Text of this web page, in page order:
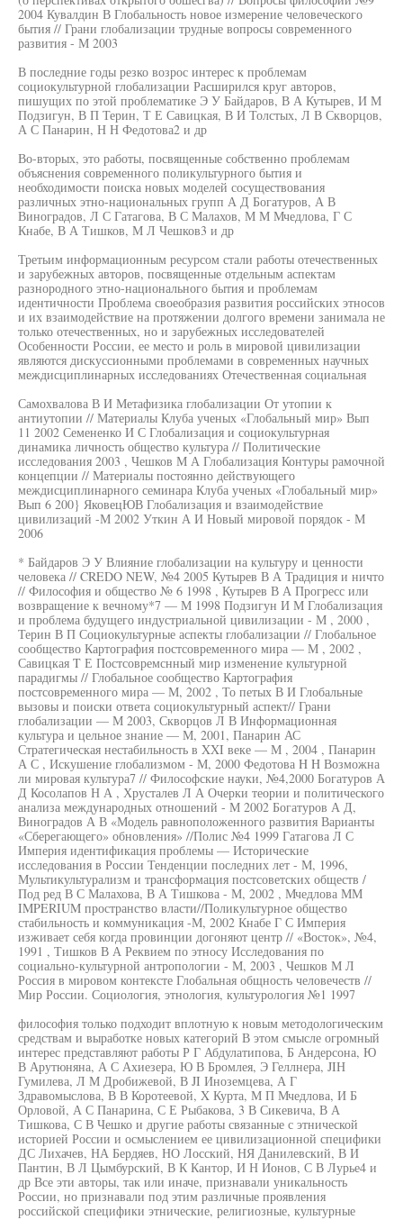
2004 Кувалдин В Глобальность новое измерение человеческого
бытия // Грани глобализации трудные вопросы современного
развития - М 2003
В последние годы резко возрос интерес к проблемам
социокультурной глобализации Расширился круг авторов,
пишущих по этой проблематике Э У Байдаров, В А Кутырев, И М
Подзигун, В П Терин, Т Е Савицкая, В И Толстых, Л В Скворцов,
А С Панарин, Н Н Федотова2 и др
Во-вторых, это работы, посвященные собственно проблемам
объяснения современного поликультурного бытия и
необходимости поиска новых моделей сосуществования
различных этно-национальных групп А Д Богатуров, А В
Виноградов, Л С Гатагова, В С Малахов, М М Мчедлова, Г С
Кнабе, В А Тишков, М Л Чешков3 и др
Третьим информационным ресурсом стали работы отечественных
и зарубежных авторов, посвященные отдельным аспектам
разнородного этно-национального бытия и проблемам
идентичности Проблема своеобразия развития российских этносов
и их взаимодействие на протяжении долгого времени занимала не
только отечественных, но и зарубежных исследователей
Особенности России, ее место и роль в мировой цивилизации
являются дискуссионными проблемами в современных научных
междисциплинарных исследованиях Отечественная социальная
Самохвалова В И Метафизика глобализации От утопии к
антиутопии // Материалы Клуба ученых «Глобальный мир» Вып
11 2002 Семененко И С Глобализация и социокультурная
динамика личность общество культура // Политические
исследования 2003 , Чешков М А Глобализация Контуры рамочной
концепции // Материалы постоянно действующего
междисциплинарного семинара Клуба ученых «Глобальный мир»
Вып 6 200} ЯковецЮВ Глобализация и взаимодействие
цивилизаций -М 2002 Уткин А И Новый мировой порядок - М
2006
* Байдаров Э У Влияние глобализации на культуру и ценности
человека // CREDO NEW, №4 2005 Кутырев В А Традиция и ничто
// Философия и общество № 6 1998 , Кутырев В А Прогресс или
возвращение к вечному*7 — М 1998 Подзигун И М Глобализация
и проблема будущего индустриальной цивилизации - М , 2000 ,
Терин В П Социокультурные аспекты глобализации // Глобальное
сообщество Картография постсовременного мира — М , 2002 ,
Савицкая T Е Постсовремснный мир изменение культурной
парадигмы // Глобальное сообщество Картография
постсовременного мира — М, 2002 , То петых В И Глобальные
вызовы и поиски ответа социокультурный аспект// Грани
глобализации — М 2003, Скворцов Л В Информационная
культура и цельное знание — М, 2001, Панарин АС
Стратегическая нестабильность в XXI веке — М , 2004 , Панарин
А С , Искушение глобализмом - М, 2000 Федотова H H Возможна
ли мировая культура7 // Философские науки, №4,2000 Богатуров А
Д Косолапов Н А , Хрусталев Л А Очерки теории и политического
анализа международных отношений - М 2002 Богатуров А Д,
Виноградов А В «Модель равноположенного развития Варианты
«Сберегающего» обновления» //Полис №4 1999 Гатагова Л С
Империя идентификация проблемы — Исторические
исследования в России Тенденции последних лет - М, 1996,
Мультикультурализм и трансформация постсоветских обществ /
Под ред В С Малахова, В А Тишкова - М, 2002 , Мчедлова ММ
IMPERIUM пространство власти//Поликультурное общество
стабильность и коммуникация -М, 2002 Кнабе Г С Империя
изживает себя когда провинции догоняют центр // «Восток», №4,
1991 , Тишков В А Реквием по этносу Исследования по
социально-культурной антропологии - М, 2003 , Чешков М Л
Россия в мировом контексте Глобальная общность человечеств //
Мир России. Социология, этнология, культурология №1 1997
философия только подходит вплотную к новым методологическим
средствам и выработке новых категорий В этом смысле огромный
интерес представляют работы Р Г Абдулатипова, Б Андерсона, Ю
В Арутюняна, А С Ахиезера, Ю В Бромлея, Э Геллнера, JIН
Гумилева, Л М Дробижевой, В JI Иноземцева, А Г
Здравомыслова, В В Коротеевой, X Курта, М П Мчедлова, И Б
Орловой, А С Панарина, С Е Рыбакова, 3 В Сикевича, В А
Тишкова, С В Чешко и другие работы связанные с этнической
историей России и осмыслением ее цивилизационной специфики
ДС Лихачев, НА Бердяев, НО Лосский, НЯ Данилевский, В И
Пантин, В Л Цымбурский, В К Кантор, И Н Ионов, С В Лурье4 и
др Все эти авторы, так или иначе, признавали уникальность
России, но признавали под этим различные проявления
российской специфики этнические, религиозные, культурные